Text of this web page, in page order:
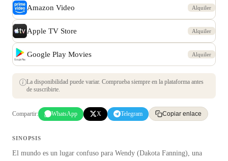
Amazon Video Alquiler
Apple TV Store Alquiler
Google Play Movies Alquiler
La disponibilidad puede variar. Comprueba siempre en la plataforma antes
de suscribirte.
Compartir: WhatsApp X Telegram Copiar enlace
SINOPSIS
El mundo es un lugar confuso para Wendy (Dakota Fanning), una